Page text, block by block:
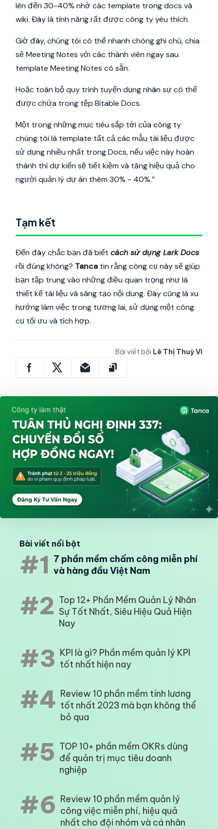
lên đến 30-40% nhờ các template trong docs và
wiki. Đây là tính năng rất được công ty yêu thích.
Giờ đây, chúng tôi có thể nhanh chóng ghi chú, chia
sẻ Meeting Notes với các thành viên ngay sau
template Meeting Notes có sẵn.
Hoặc toàn bộ quy trình tuyển dụng nhân sự có thể
được chứa trong tệp Bitable Docs.
Một trong những mục tiêu sắp tới của công ty
chúng tôi là template tất cả các mẫu tài liệu được
sử dụng nhiều nhất trong Docs, nếu việc này hoàn
thành thì dự kiến ​​sẽ tiết kiệm và tăng hiệu quả cho
người quản lý dự án thêm 30% - 40%.”
Tạm kết
Đến đây chắc bạn đã biết cách sử dụng Lark Docs
rồi đúng không? Tanca tin rằng công cụ này sẽ giúp
bạn tập trung vào những điều quan trọng như là
thiết kế tài liệu và sáng tạo nội dung. Đây cũng là xu
hướng làm việc trong tương lai, sử dụng một công
cụ tối ưu và tích hợp.
Bài viết bởi Lê Thị Thuỳ Vi
Bài viết nổi bật
#1 7 phần mềm chấm công miễn phí
và hàng đầu Việt Nam
#2 Top 12+ Phần Mềm Quản Lý Nhân
Sự Tốt Nhất, Siêu Hiệu Quả Hiện
Nay
#3 KPI là gì? Phần mềm quản lý KPI
tốt nhất hiện nay
#4 Review 10 phần mềm tính lương
tốt nhất 2023 mà bạn không thể
bỏ qua
#5 TOP 10+ phần mềm OKRs dùng
để quản trị mục tiêu doanh
nghiệp
#6 Review 10 phần mềm quản lý
công việc miễn phí, hiệu quả
nhất cho đội nhóm và cá nhân